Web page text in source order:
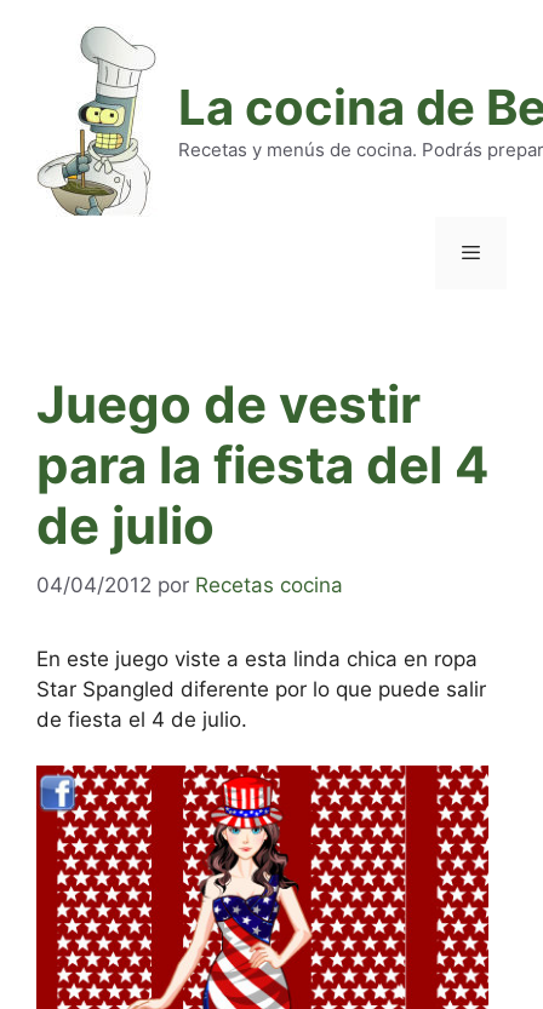
La cocina de
Recetas y menús de cocina. Podrás
Juego de vestir
para la fiesta del 4
de julio
04/04/2012 por Recetas cocina
En este juego viste a esta linda chica en ropa
Star Spangled diferente por lo que puede salir
de fiesta el 4 de julio.